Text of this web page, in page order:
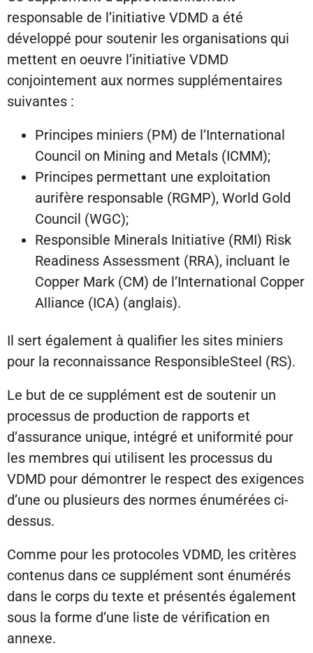
responsable de l’initiative VDMD a été
développé pour soutenir les organisations qui
mettent en oeuvre l’initiative VDMD
conjointement aux normes supplémentaires
suivantes :
Principes miniers (PM) de l’International
Council on Mining and Metals (ICMM);
Principes permettant une exploitation
aurifère responsable (RGMP), World Gold
Council (WGC);
Responsible Minerals Initiative (RMI) Risk
Readiness Assessment (RRA), incluant le
Copper Mark (CM) de l’International Copper
Alliance (ICA) (anglais).
Il sert également à qualifier les sites miniers
pour la reconnaissance ResponsibleSteel (RS).
Le but de ce supplément est de soutenir un
processus de production de rapports et
d’assurance unique, intégré et uniformité pour
les membres qui utilisent les processus du
VDMD pour démontrer le respect des exigences
d’une ou plusieurs des normes énumérées ci-
dessus.
Comme pour les protocoles VDMD, les critères
contenus dans ce supplément sont énumérés
dans le corps du texte et présentés également
sous la forme d’une liste de vérification en
annexe.